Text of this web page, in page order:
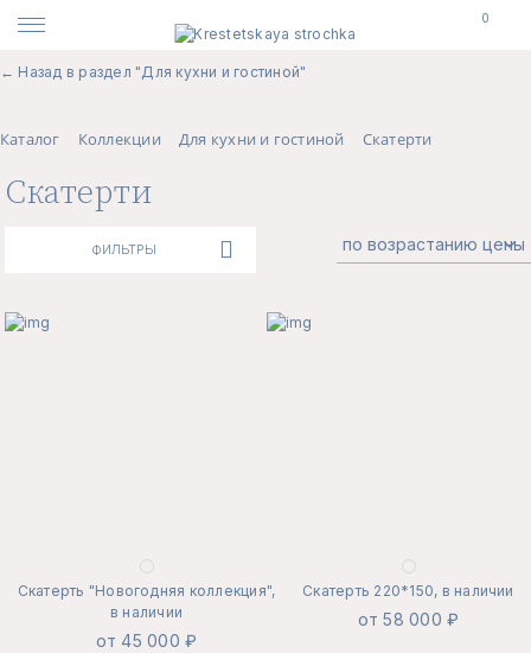
0
← Назад в раздел "Для кухни и гостиной"
Каталог Коллекции Для кухни и гостиной Скатерти
Скатерти
ФИЛЬТРЫ
Скатерть "Новогодняя коллекция",
в наличии
от 45 000 ₽
Скатерть 220*150, в наличии
от 58 000 ₽